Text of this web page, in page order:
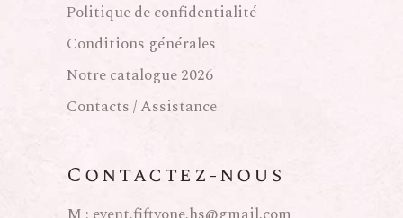
Contactez-nous
Politique de confidentialité
Conditions générales
Notre catalogue 2026
Contacts / Assistance